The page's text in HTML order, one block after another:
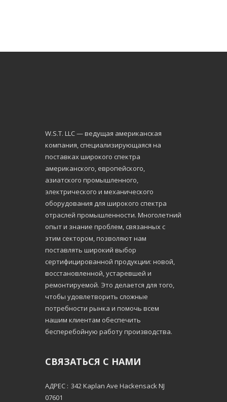
W.S.Т. LLC — ведущая американская
компания, специализирующаяся на
поставках широкого спектра
американского, европейского,
азиатского промышленного,
электрического и механического
оборудования для широкого спектра
отраслей промышленности. Многолетний
опыт и знание проблем, связанных с
этим сектором, позволяют нам
поставлять широкий выбор
сертифицированной продукции: новой,
восстановленной, устаревшей и
ремонтируемой. Это делается для того,
чтобы удовлетворить сложные
потребности рынка и помочь всем
нашим клиентам обеспечить
бесперебойную работу производства.
СВЯЗАТЬСЯ С НАМИ
АДРЕС : 342 Kaplan Ave Hackensack NJ
07601